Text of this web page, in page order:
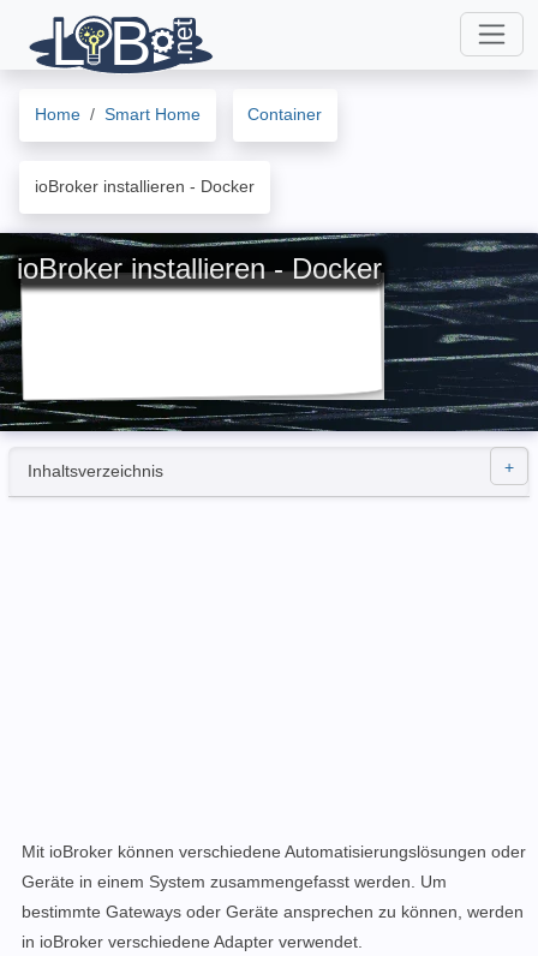
Home Smart Home Container
ioBroker installieren - Docker
ioBroker installieren - Docker
Inhaltsverzeichnis
Mit ioBroker können verschiedene Automatisierungslösungen oder
Geräte in einem System zusammengefasst werden. Um
bestimmte Gateways oder Geräte ansprechen zu können, werden
in ioBroker verschiedene Adapter verwendet.